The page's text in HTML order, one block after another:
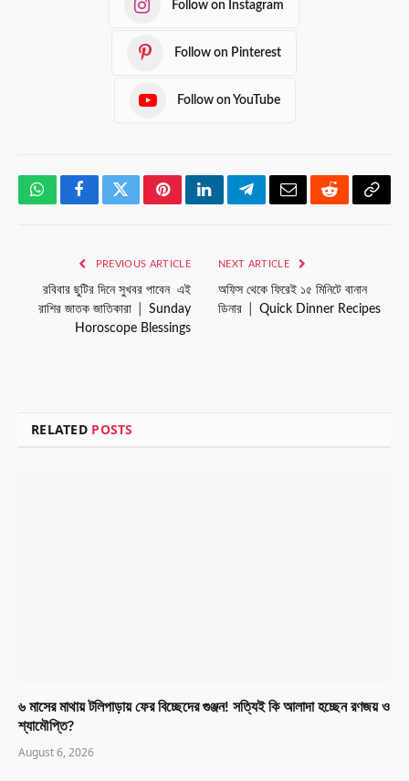
Follow on Instagram
Follow on Pinterest
Follow on YouTube
WhatsAppFacebookTwitterPinterestLinkedInTelegramEmailRedditCopy
PREVIOUS ARTICLE
রবিবার ছুটির দিনে সুখবর পাবেন এই
রাশির জাতক জাতিকারা │ Sunday
Horoscope Blessings
NEXT ARTICLE
অফিস থেকে ফিরেই ১৫ মিনিটে বানান
ডিনার │ Quick Dinner Recipes
RELATED POSTS
৬ মাসের মাথায় টলিপাড়ায় ফের বিচ্ছেদের গুঞ্জন! সত্যিই কি আলাদা হচ্ছেন রণজয় ও
শ্যামৌপ্তি?
August 6, 2026